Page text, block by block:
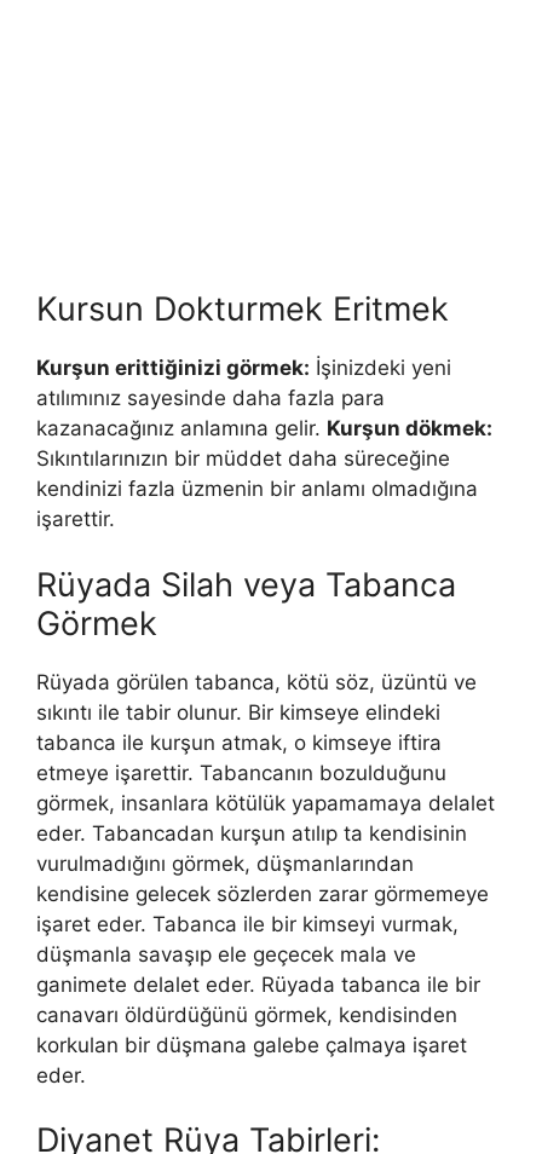
Kursun Dokturmek Eritmek
Kurşun erittiğinizi görmek: İşinizdeki yeni
atılımınız sayesinde daha fazla para
kazanacağınız anlamına gelir. Kurşun dökmek:
Sıkıntılarınızın bir müddet daha süreceğine
kendinizi fazla üzmenin bir anla­mı olmadığına
işarettir.
Rüyada Silah veya Tabanca
Görmek
Rüyada görülen tabanca, kötü söz, üzüntü ve
sıkıntı ile tabir olunur. Bir kimseye elindeki
tabanca ile kurşun atmak, o kimseye iftira
etmeye işarettir. Tabancanın bozulduğunu
görmek, insanlara kötülük yapamamaya delalet
eder. Tabancadan kurşun atılıp ta kendisinin
vurulmadığını görmek, düşmanlarından
kendisine gelecek sözlerden zarar görmemeye
işaret eder. Tabanca ile bir kimseyi vurmak,
düşmanla savaşıp ele geçecek mala ve
ganimete delalet eder. Rüyada tabanca ile bir
canavarı öldürdüğünü görmek, kendisinden
korkulan bir düşmana galebe çalmaya işaret
eder.
Diyanet Rüya Tabirleri: